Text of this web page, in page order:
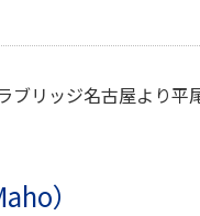
ブリッジ名古屋より
）